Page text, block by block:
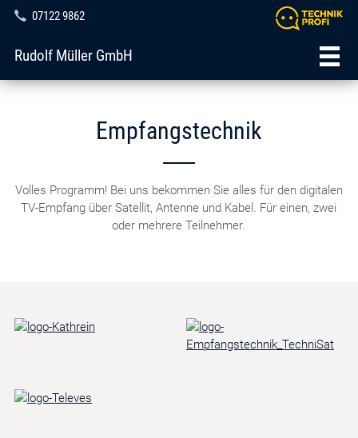
07122 9862
Rudolf Müller GmbH
Empfangstechnik
Volles Programm! Bei uns bekommen Sie alles für den digitalen
TV-Empfang über Satellit, Antenne und Kabel. Für einen, zwei
oder mehrere Teilnehmer.